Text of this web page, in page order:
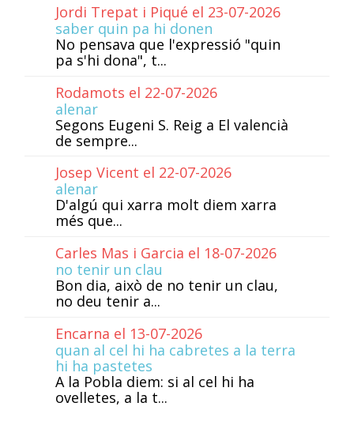
Jordi Trepat i Piqué el 23-07-2026
saber quin pa hi donen
No pensava que l'expressió "quin
pa s'hi dona", t...
Rodamots el 22-07-2026
alenar
Segons Eugeni S. Reig a El valencià
de sempre...
Josep Vicent el 22-07-2026
alenar
D'algú qui xarra molt diem xarra
més que...
Carles Mas i Garcia el 18-07-2026
no tenir un clau
Bon dia, això de no tenir un clau,
no deu tenir a...
Encarna el 13-07-2026
quan al cel hi ha cabretes a la terra
hi ha pastetes
A la Pobla diem: si al cel hi ha
ovelletes, a la t...